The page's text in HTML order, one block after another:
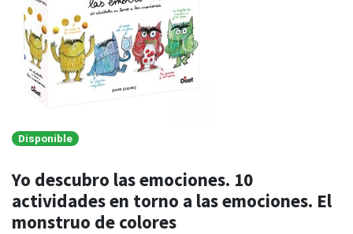
Disponible
Yo descubro las emociones. 10
actividades en torno a las emociones. El
monstruo de colores